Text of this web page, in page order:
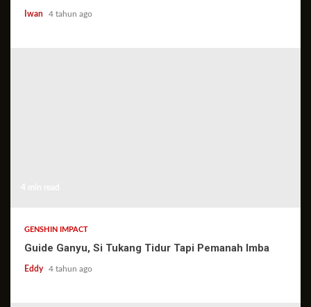
Iwan 4 tahun ago
GENSHIN IMPACT
Guide Ganyu, Si Tukang Tidur Tapi Pemanah Imba
Eddy 4 tahun ago